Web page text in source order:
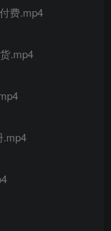
费.mp4
.mp4
.mp4